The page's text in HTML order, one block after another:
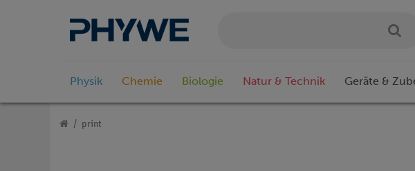
Physik Chemie Biologie Natur & Technik Geräte &
print